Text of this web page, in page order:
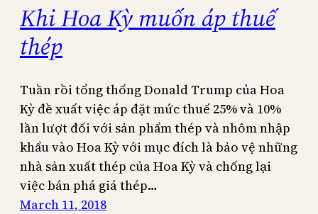
Khi Hoa Kỳ muốn áp thuế
thép
Tuần rồi tổng thống Donald Trump của Hoa
Kỳ đề xuất việc áp đặt mức thuế 25% và 10%
lần lượt đối với sản phẩm thép và nhôm nhập
khẩu vào Hoa Kỳ với mục đích là bảo vệ những
nhà sản xuất thép của Hoa Kỳ và chống lại
việc bán phá giá thép…
March 11, 2018